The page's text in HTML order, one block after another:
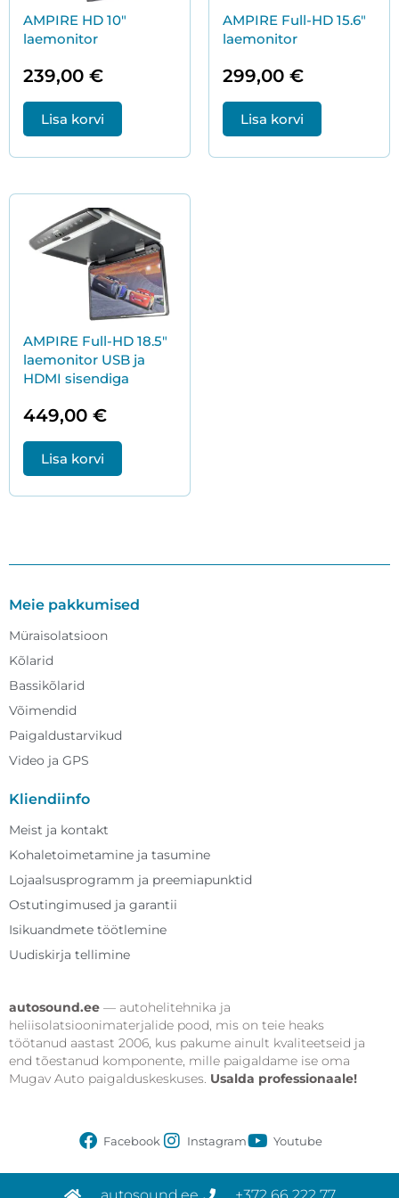
AMPIRE HD 10″
laemonitor
239,00 €
Lisa korvi
AMPIRE Full-HD 15.6″
laemonitor
299,00 €
Lisa korvi
AMPIRE Full-HD 18.5″
laemonitor USB ja
HDMI sisendiga
449,00 €
Lisa korvi
Meie pakkumised
Müraisolatsioon
Kõlarid
Bassikõlarid
Võimendid
Paigaldustarvikud
Video ja GPS
Kliendiinfo
Meist ja kontakt
Kohaletoimetamine ja tasumine
Lojaalsusprogramm ja preemiapunktid
Ostutingimused ja garantii
Isikuandmete töötlemine
Uudiskirja tellimine
autosound.ee — autohelitehnika ja
heliisolatsioonimaterjalide pood, mis on teie heaks
töötanud aastast 2006, kus pakume ainult kvaliteetseid ja
end tõestanud komponente, mille paigaldame ise oma
Mugav Auto paigalduskeskuses. Usalda professionaale!
Facebook Instagram Youtube